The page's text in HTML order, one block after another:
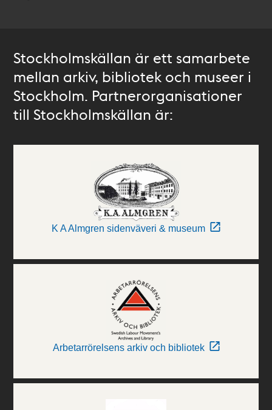
Stockholmskällan är ett samarbete
mellan arkiv, bibliotek och museer i
Stockholm. Partnerorganisationer
till Stockholmskällan är:
K A Almgren sidenväveri & museum
Arbetarrörelsens arkiv och bibliotek